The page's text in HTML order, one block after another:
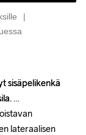
sisäpelikenkä
lateraalisen
sisäpelikenkä
lateraalisen